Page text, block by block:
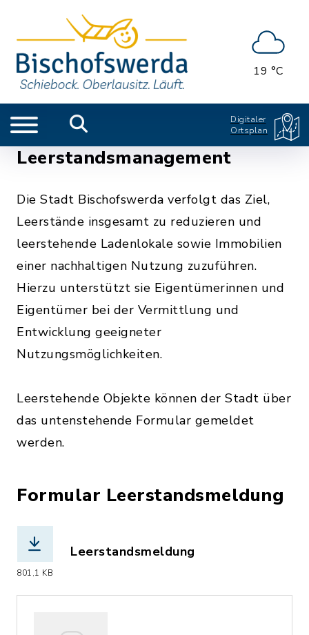
19 °C
Digitaler
Ortsplan
Leerstandsmanagement
Die Stadt Bischofswerda verfolgt das Ziel,
Leerstände insgesamt zu reduzieren und
leerstehende Ladenlokale sowie Immobilien
einer nachhaltigen Nutzung zuzuführen.
Hierzu unterstützt sie Eigentümerinnen und
Eigentümer bei der Vermittlung und
Entwicklung geeigneter
Nutzungsmöglichkeiten.
Leerstehende Objekte können der Stadt über
das untenstehende Formular gemeldet
werden.
Formular Leerstandsmeldung
801,1 KB
Leerstandsmeldung